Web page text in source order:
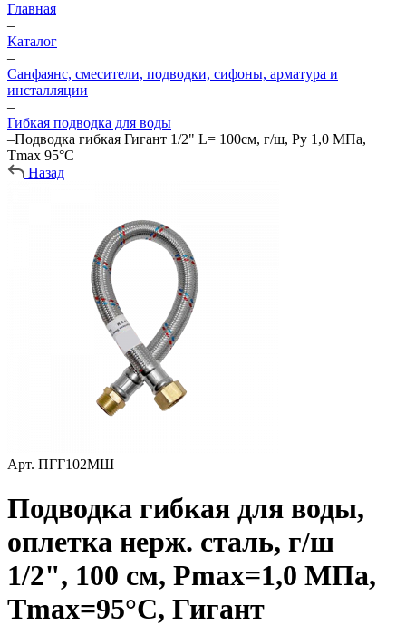
Главная
–
Каталог
–
Санфаянс, смесители, подводки, сифоны, арматура и
инсталляции
–
Гибкая подводка для воды
–Подводка гибкая Гигант 1/2" L= 100см, г/ш, Ру 1,0 МПа,
Тmax 95°С
Назад
Арт. ПГГ102МШ
Подводка гибкая для воды,
оплетка нерж. cталь, г/ш
1/2", 100 см, Pmax=1,0 МПа,
Tmax=95°С, Гигант